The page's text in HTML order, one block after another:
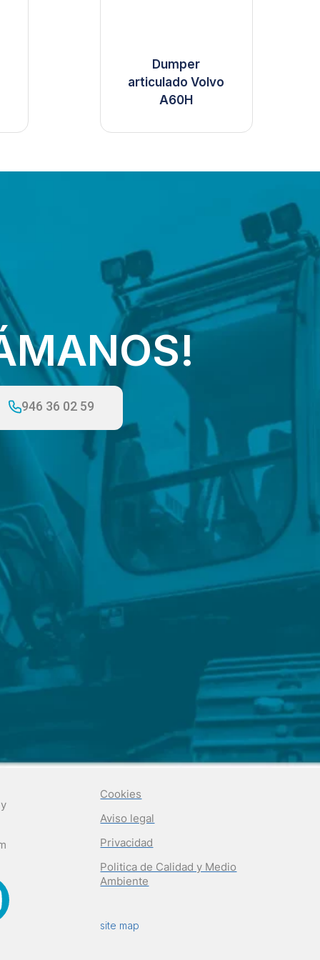
Dumper
articulado Volvo
A60H
946 36 02 59
Cookies
Aviso legal
Privacidad
Politica de Calidad y Medio
Ambiente
site map